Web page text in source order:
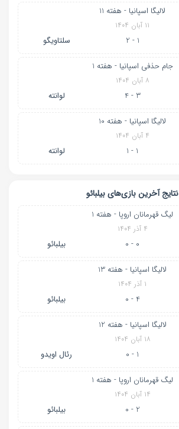
لالیگا اسپانیا - هفته 11
۱۱ آبان ۱۴۰۴
1 - 2 سلتاویگو
جام حذفی اسپانیا - هفته 1
۸ آبان ۱۴۰۴
3 - 4 لوانته
لالیگا اسپانیا - هفته 10
۴ آبان ۱۴۰۴
1 - 1 لوانته
نتایج آخرین بازی‌های بیلبائو
لیگ قهرمانان اروپا - هفته 1
۴ آذر ۱۴۰۴
0 - 0 بیلبائو
لالیگا اسپانیا - هفته 13
۱ آذر ۱۴۰۴
4 - 0 بیلبائو
لالیگا اسپانیا - هفته 12
۱۸ آبان ۱۴۰۴
1 - 0 رئال اویدو
لیگ قهرمانان اروپا - هفته 1
۱۴ آبان ۱۴۰۴
2 - 0 بیلبائو